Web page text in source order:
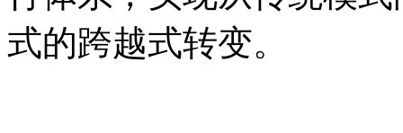
式的跨越式转变。